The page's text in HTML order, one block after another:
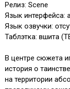
Релиз: Scene
Язык интерфейса:
Язык озвучки:
Таблэтка: вшита
В центре сюжета
история о
на территории